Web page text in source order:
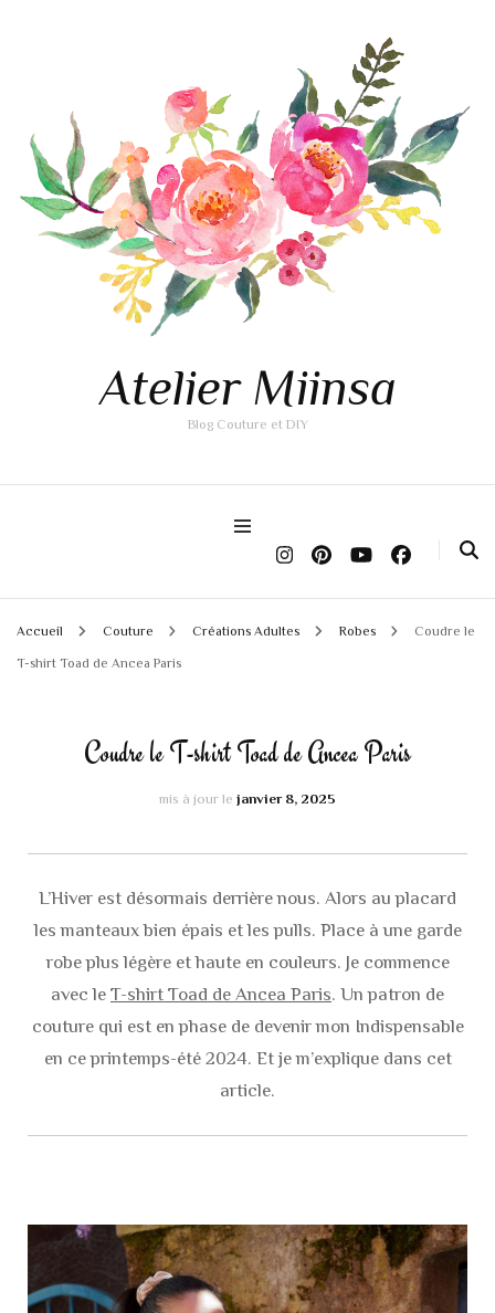
Atelier Miinsa
Blog Couture et DIY
Accueil Couture Créations Adultes Robes Coudre le
T-shirt Toad de Ancea Paris
Coudre le T-shirt Toad de Ancea Paris
mis à jour le janvier 8, 2025
L’Hiver est désormais derrière nous. Alors au placard
les manteaux bien épais et les pulls. Place à une garde
robe plus légère et haute en couleurs. Je commence
avec le T-shirt Toad de Ancea Paris. Un patron de
couture qui est en phase de devenir mon Indispensable
en ce printemps-été 2024. Et je m’explique dans cet
article.